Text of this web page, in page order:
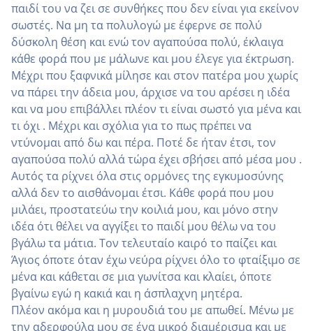
παιδί του να ζει σε συνθήκες που δεν είναι για εκείνον
σωστές. Να μη τα πολυλογώ με έφερνε σε πολύ
δύσκολη θέση και ενώ τον αγαπούσα πολύ, έκλαιγα
κάθε φορά που με μάλωνε και μου έλεγε για έκτρωση.
Μέχρι που ξαφνικά μίλησε και στον πατέρα μου χωρίς
να πάρει την άδεια μου, άρχισε να του αρέσει η ιδέα
και να μου επιβάλλει πλέον τι είναι σωστό για μένα και
τι όχι . Μέχρι και σχόλια για το πως πρέπει να
ντύνομαι από δω και πέρα. Ποτέ δε ήταν έτσι, τον
αγαπούσα πολύ αλλά τώρα έχει σβήσει από μέσα μου .
Αυτός τα ρίχνει όλα στις ορμόνες της εγκυμοσύνης
αλλά δεν το αισθάνομαι έτσι. Κάθε φορά που μου
μιλάει, προστατεύω την κοιλιά μου, και μόνο στην
ιδέα ότι θέλει να αγγίξει το παιδί μου θέλω να του
βγάλω τα μάτια. Τον τελευταίο καιρό το παίζει και
Άγιος όποτε όταν έχω νεύρα ρίχνει όλο το φταίξιμο σε
μένα και κάθεται σε μια γωνίτσα και κλαίει, όποτε
βγαίνω εγώ η κακιά και η άσπλαχνη μητέρα.
Πλέον ακόμα και η μυρουδιά του με απωθεί. Μένω με
την αδερφούλα μου σε ένα μικρό διαμέρισμα και με